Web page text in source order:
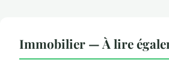
Immobilier — À lire